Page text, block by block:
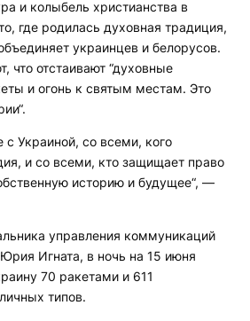
и колыбель христианства в
где родилась духовная традиция,
украинцев и белорусов.
что отстаивают “духовные
и огонь к святым местам. Это
Украиной, со всеми, кого
и со всеми, кто защищает право
историю и будущее“, —
управления коммуникаций
Игната, в ночь на 15 июня
70 ракетами и 611
типов.